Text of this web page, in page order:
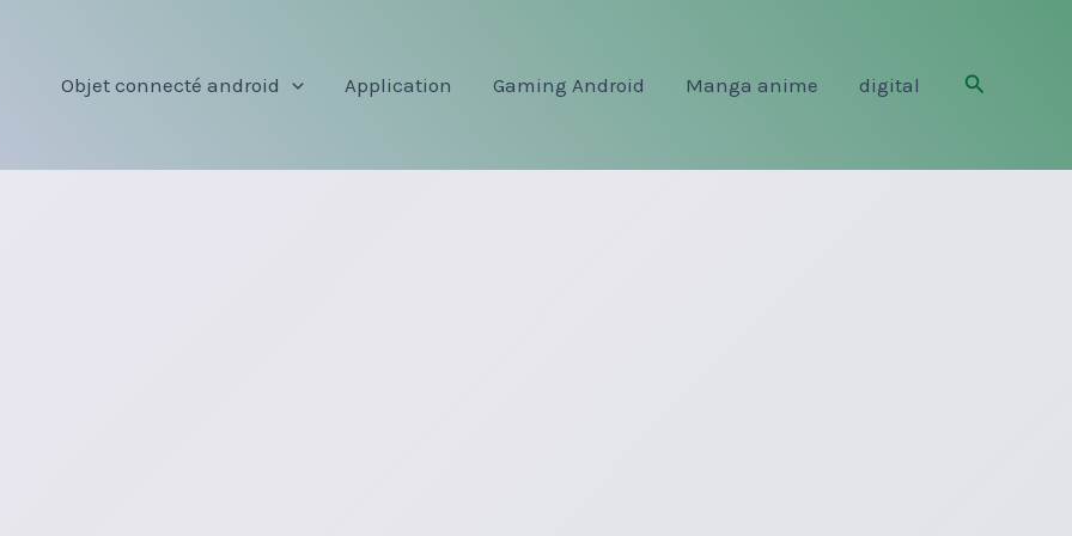
Objet connecté android Application Gaming Android Manga anime digital Rechercher